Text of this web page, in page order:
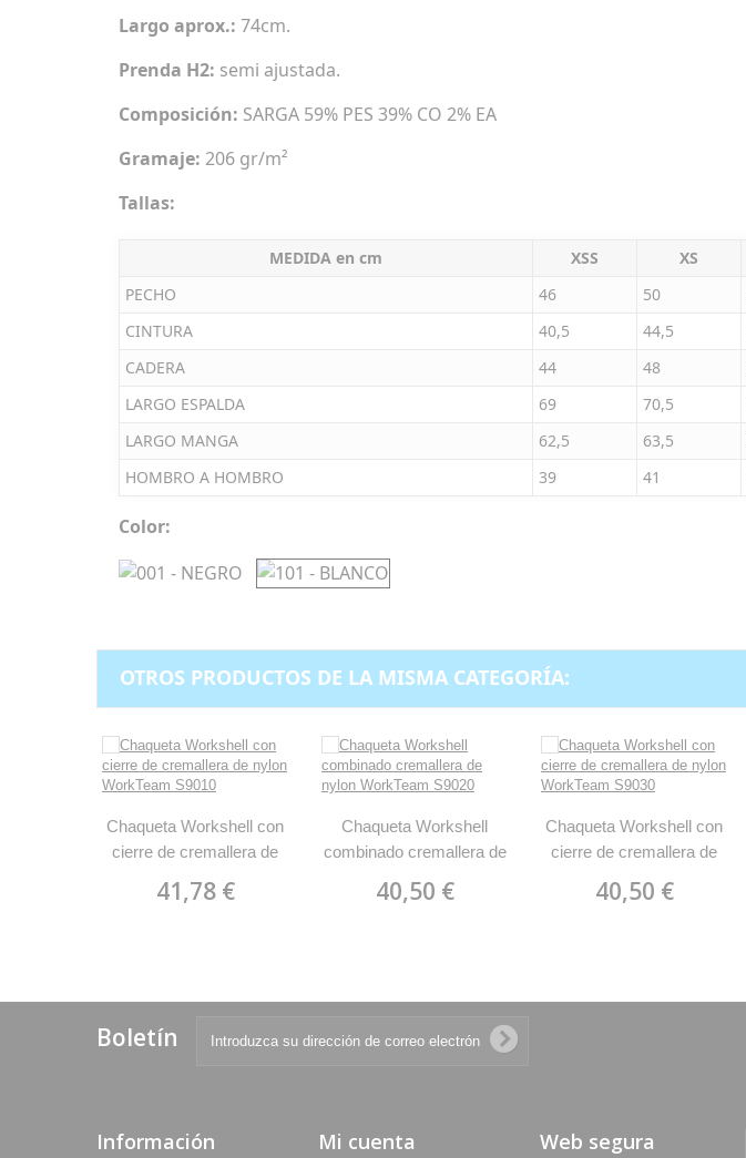
Largo aprox.: 74cm.
Prenda H2: semi ajustada.
Composición: SARGA 59% PES 39% CO 2% EA
Gramaje: 206 gr/m²
Tallas:
MEDIDA en cm XSS XS
PECHO
46 50
CINTURA
40,5 44,5
CADERA
44 48
LARGO ESPALDA
69 70,5
LARGO MANGA
62,5 63,5
HOMBRO A HOMBRO
39 41
Color:
OTROS PRODUCTOS DE LA MISMA CATEGORÍA:
Chaqueta Workshell con
cierre de cremallera de
41,78 €
Chaqueta Workshell
combinado cremallera de
40,50 €
Chaqueta Workshell con
cierre de cremallera de
40,50 €
Boletín
Información Mi cuenta Web segura